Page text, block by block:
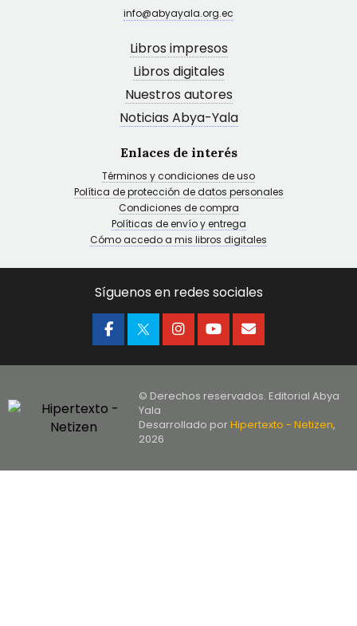
info@abyayala.org.ec
Libros impresos
Libros digitales
Nuestros autores
Noticias Abya-Yala
Enlaces de interés
Términos y condiciones de uso
Política de protección de datos personales
Condiciones de compra
Políticas de envío y entrega
Cómo accedo a mis libros digitales
Síguenos en redes sociales
© Derechos reservados. Editorial Abya
Yala
Desarrollado porHipertexto - Netizen,
2026